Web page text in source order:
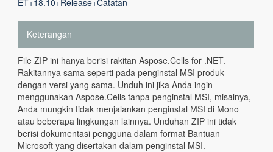
ET+18.10+Release+Catatan
Keterangan
File ZIP ini hanya berisi rakitan Aspose.Cells for .NET.
Rakitannya sama seperti pada penginstal MSI produk
dengan versi yang sama. Unduh ini jika Anda ingin
menggunakan Aspose.Cells tanpa penginstal MSI, misalnya,
Anda mungkin tidak menjalankan penginstal MSI di Mono
atau beberapa lingkungan lainnya. Unduhan ZIP ini tidak
berisi dokumentasi pengguna dalam format Bantuan
Microsoft yang disertakan dalam penginstal MSI.